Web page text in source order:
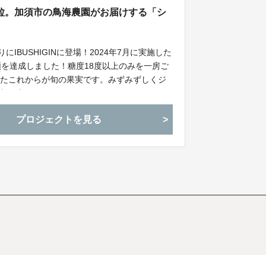
加須市の鳥海農園がお届けする「シ
にIBUSHIGINに登場！2024年7月に実施した
達成しました！糖度18度以上のみを一房ご
これからが旬の果実です。みずみずしくジ
プロジェクトを見る